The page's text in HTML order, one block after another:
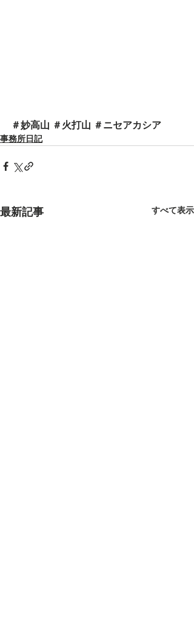
＃妙高山 ＃火打山 ＃ニセアカシア
事務所日記
最新記事 すべて表示